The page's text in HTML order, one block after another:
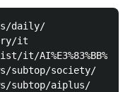
daily/
it
subtop/society/
subtop/aiplus/